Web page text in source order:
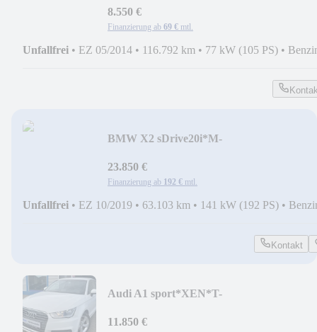
8.550 €
Finanzierung ab 69 € mtl.
Unfallfrei • EZ 05/2014 • 116.792 km • 77 kW (105 PS) •
BMW X2 sDrive20i*M-
23.850 €
Finanzierung ab 192 € mtl.
Unfallfrei • EZ 10/2019 • 63.103 km • 141 kW (192 PS) •
Kontakt
Audi A1 sport*XEN*T-
11.850 €